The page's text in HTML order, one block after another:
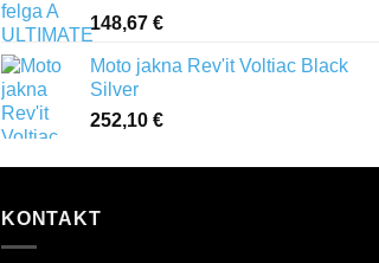
148,67 €
Moto jakna Rev'it Voltiac Black
Silver
252,10 €
KONTAKT